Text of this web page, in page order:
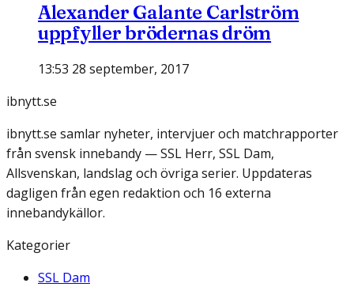
Alexander Galante Carlström
uppfyller brödernas dröm
13:53 28 september, 2017
ibnytt.se
ibnytt.se samlar nyheter, intervjuer och matchrapporter
från svensk innebandy — SSL Herr, SSL Dam,
Allsvenskan, landslag och övriga serier. Uppdateras
dagligen från egen redaktion och 16 externa
innebandykällor.
Kategorier
SSL Dam